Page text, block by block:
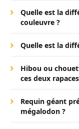
Quelle est la
couleuvre ?
Quelle est la
Hibou ou
ces deux
Requin géant
mégalodon ?